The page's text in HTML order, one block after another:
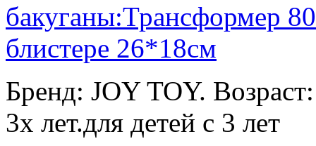
Бренд: JOY TOY.
3х лет.для детей с 3 лет